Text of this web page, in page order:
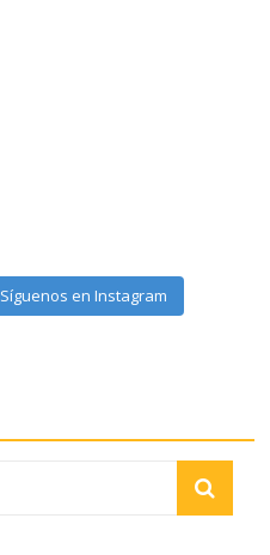
Síguenos en Instagram